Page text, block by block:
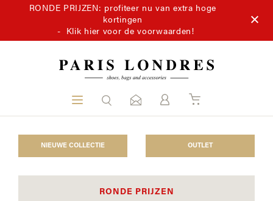
RONDE PRIJZEN: profiteer nu van extra hoge
kortingen
- Klik hier voor de voorwaarden!
NIEUWE COLLECTIE OUTLET
RONDE PRIJZEN